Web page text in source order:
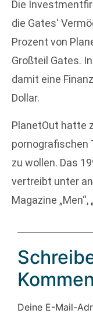
Die
die Gates‘
Prozent von
Großteil Gates.
damit eine
Dollar.
PlanetOut hatte
pornografischen
zu wollen. Das
vertreibt unter
Magazine „Men“,
Deine E-Mail-